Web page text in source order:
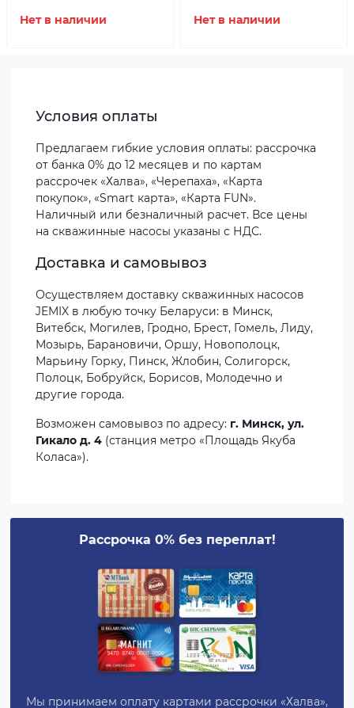
Нет в наличии Нет в наличии
Условия оплаты
Предлагаем гибкие условия оплаты: рассрочка
от банка 0% до 12 месяцев и по картам
рассрочек «Халва», «Черепаха», «Карта
покупок», «Smart карта», «Карта FUN».
Наличный или безналичный расчет. Все цены
на скважинные насосы указаны с НДС.
Доставка и самовывоз
Осуществляем доставку скважинных насосов
JEMIX в любую точку Беларуси: в Минск,
Витебск, Могилев, Гродно, Брест, Гомель, Лиду,
Мозырь, Барановичи, Оршу, Новополоцк,
Марьину Горку, Пинск, Жлобин, Солигорск,
Полоцк, Бобруйск, Борисов, Молодечно и
другие города.
Возможен самовывоз по адресу: г. Минск, ул.
Гикало д. 4 (станция метро «Площадь Якуба
Коласа»).
Рассрочка 0% без переплат!
Мы принимаем оплату картами рассрочки «Халва»,